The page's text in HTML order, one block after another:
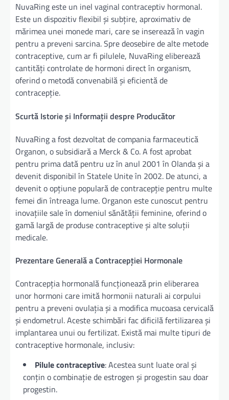
NuvaRing este un inel vaginal contraceptiv hormonal.
Este un dispozitiv flexibil și subțire, aproximativ de
mărimea unei monede mari, care se inserează în vagin
pentru a preveni sarcina. Spre deosebire de alte metode
contraceptive, cum ar fi pilulele, NuvaRing eliberează
cantități controlate de hormoni direct în organism,
oferind o metodă convenabilă și eficientă de
contracepție.
Scurtă Istorie și Informații despre Producător
NuvaRing a fost dezvoltat de compania farmaceutică
Organon, o subsidiară a Merck & Co. A fost aprobat
pentru prima dată pentru uz în anul 2001 în Olanda și a
devenit disponibil în Statele Unite în 2002. De atunci, a
devenit o opțiune populară de contracepție pentru multe
femei din întreaga lume. Organon este cunoscut pentru
inovațiile sale în domeniul sănătății feminine, oferind o
gamă largă de produse contraceptive și alte soluții
medicale.
Prezentare Generală a Contracepției Hormonale
Contracepția hormonală funcționează prin eliberarea
unor hormoni care imită hormonii naturali ai corpului
pentru a preveni ovulația și a modifica mucoasa cervicală
și endometrul. Aceste schimbări fac dificilă fertilizarea și
implantarea unui ou fertilizat. Există mai multe tipuri de
contraceptive hormonale, inclusiv:
Pilule contraceptive: Acestea sunt luate oral și
conțin o combinație de estrogen și progestin sau doar
progestin.